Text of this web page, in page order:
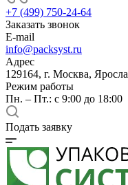
+7 (499) 750-24-64
Заказать звонок
E-mail
info@packsyst.ru
Адрес
129164, г. Москва,
Режим работы
Пн. – Пт.: с 9:00 до 18:00
Подать заявку